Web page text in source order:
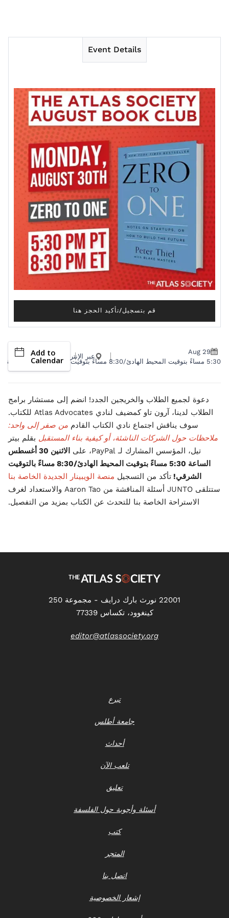
Event Details
قم بتسجيل/تأكيد الحجز هنا
Aug 29
5:30 مساءً بتوقيت المحيط الهادئ/8:30 مساءً بتوقيت شرق الولايات المتحدة
عبر الإنترنت Add to
Calendar
دعوة لجميع الطلاب والخريجين الجدد! انضم إلى مستشار برامج
الطلاب لدينا، آرون تاو كمضيف لنادي Atlas Advocates للكتاب.
سوف يناقش اجتماع نادي الكتاب القادم من صفر إلى واحد:
ملاحظات حول الشركات الناشئة، أو كيفية بناء المستقبل بقلم بيتر
تيل، المؤسس المشارك لـ PayPal، على
الاثنين 30 أغسطس
الساعة 5:30 مساءً بتوقيت المحيط الهادئ/8:30 مساءً بالتوقيت
الشرقي! تأكد من التسجيل منصة الويبينار الجديدة الخاصة بنا
ستتلقى JUNTO أسئلة المناقشة من Aaron Tao والاستعداد لغرف
الاستراحة الخاصة بنا للتحدث عن الكتاب بمزيد من التفصيل.
22001 نورث بارك درايف - مجموعة 250
كينغوود، تكساس 77339
editor@atlassociety.org
تبرع
جامعة أطلس
أحداث
تلعب الآن
تعليق
أسئلة وأجوبة حول الفلسفة
كتب
المتجر
اتصل بنا
إشعار الخصوصية